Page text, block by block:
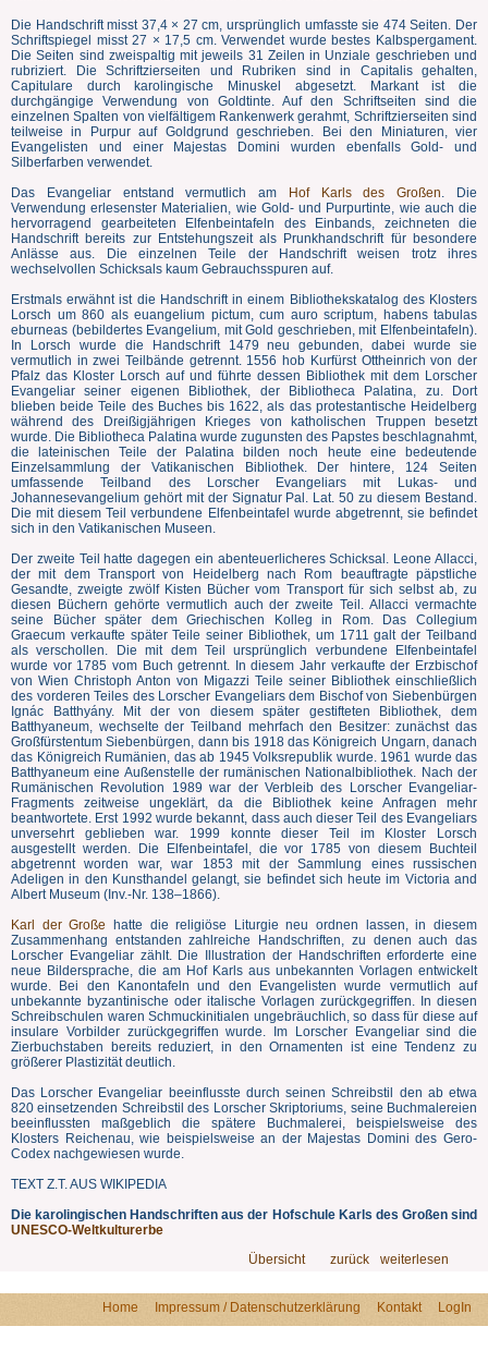
Die Handschrift misst 37,4 × 27 cm, ursprünglich umfasste sie 474 Seiten. Der
Schriftspiegel misst 27 × 17,5 cm. Verwendet wurde bestes Kalbspergament.
Die Seiten sind zweispaltig mit jeweils 31 Zeilen in Unziale geschrieben und
rubriziert. Die Schriftzierseiten und Rubriken sind in Capitalis gehalten,
Capitulare durch karolingische Minuskel abgesetzt. Markant ist die
durchgängige Verwendung von Goldtinte. Auf den Schriftseiten sind die
einzelnen Spalten von vielfältigem Rankenwerk gerahmt, Schriftzierseiten sind
teilweise in Purpur auf Goldgrund geschrieben. Bei den Miniaturen, vier
Evangelisten und einer Majestas Domini wurden ebenfalls Gold- und
Silberfarben verwendet.
Das Evangeliar entstand vermutlich am Hof Karls des Großen . Die
Verwendung erlesenster Materialien, wie Gold- und Purpurtinte, wie auch die
hervorragend gearbeiteten Elfenbeintafeln des Einbands, zeichneten die
Handschrift bereits zur Entstehungszeit als Prunkhandschrift für besondere
Anlässe aus. Die einzelnen Teile der Handschrift weisen trotz ihres
wechselvollen Schicksals kaum Gebrauchsspuren auf.
Erstmals erwähnt ist die Handschrift in einem Bibliothekskatalog des Klosters
Lorsch um 860 als euangelium pictum, cum auro scriptum, habens tabulas
eburneas (bebildertes Evangelium, mit Gold geschrieben, mit Elfenbeintafeln).
In Lorsch wurde die Handschrift 1479 neu gebunden, dabei wurde sie
vermutlich in zwei Teilbände getrennt. 1556 hob Kurfürst Ottheinrich von der
Pfalz das Kloster Lorsch auf und führte dessen Bibliothek mit dem Lorscher
Evangeliar seiner eigenen Bibliothek, der Bibliotheca Palatina, zu. Dort
blieben beide Teile des Buches bis 1622, als das protestantische Heidelberg
während des Dreißigjährigen Krieges von katholischen Truppen besetzt
wurde. Die Bibliotheca Palatina wurde zugunsten des Papstes beschlagnahmt,
die lateinischen Teile der Palatina bilden noch heute eine bedeutende
Einzelsammlung der Vatikanischen Bibliothek. Der hintere, 124 Seiten
umfassende Teilband des Lorscher Evangeliars mit Lukas- und
Johannesevangelium gehört mit der Signatur Pal. Lat. 50 zu diesem Bestand.
Die mit diesem Teil verbundene Elfenbeintafel wurde abgetrennt, sie befindet
sich in den Vatikanischen Museen.
Der zweite Teil hatte dagegen ein abenteuerlicheres Schicksal. Leone Allacci,
der mit dem Transport von Heidelberg nach Rom beauftragte päpstliche
Gesandte, zweigte zwölf Kisten Bücher vom Transport für sich selbst ab, zu
diesen Büchern gehörte vermutlich auch der zweite Teil. Allacci vermachte
seine Bücher später dem Griechischen Kolleg in Rom. Das Collegium
Graecum verkaufte später Teile seiner Bibliothek, um 1711 galt der Teilband
als verschollen. Die mit dem Teil ursprünglich verbundene Elfenbeintafel
wurde vor 1785 vom Buch getrennt. In diesem Jahr verkaufte der Erzbischof
von Wien Christoph Anton von Migazzi Teile seiner Bibliothek einschließlich
des vorderen Teiles des Lorscher Evangeliars dem Bischof von Siebenbürgen
Ignác Batthyány. Mit der von diesem später gestifteten Bibliothek, dem
Batthyaneum, wechselte der Teilband mehrfach den Besitzer: zunächst das
Großfürstentum Siebenbürgen, dann bis 1918 das Königreich Ungarn, danach
das Königreich Rumänien, das ab 1945 Volksrepublik wurde. 1961 wurde das
Batthyaneum eine Außenstelle der rumänischen Nationalbibliothek. Nach der
Rumänischen Revolution 1989 war der Verbleib des Lorscher Evangeliar-
Fragments zeitweise ungeklärt, da die Bibliothek keine Anfragen mehr
beantwortete. Erst 1992 wurde bekannt, dass auch dieser Teil des Evangeliars
unversehrt geblieben war. 1999 konnte dieser Teil im Kloster Lorsch
ausgestellt werden. Die Elfenbeintafel, die vor 1785 von diesem Buchteil
abgetrennt worden war, war 1853 mit der Sammlung eines russischen
Adeligen in den Kunsthandel gelangt, sie befindet sich heute im Victoria and
Albert Museum (Inv.-Nr. 138–1866).
Karl der Große hatte die religiöse Liturgie neu ordnen lassen, in diesem
Zusammenhang entstanden zahlreiche Handschriften, zu denen auch das
Lorscher Evangeliar zählt. Die Illustration der Handschriften erforderte eine
neue Bildersprache, die am Hof Karls aus unbekannten Vorlagen entwickelt
wurde. Bei den Kanontafeln und den Evangelisten wurde vermutlich auf
unbekannte byzantinische oder italische Vorlagen zurückgegriffen. In diesen
Schreibschulen waren Schmuckinitialen ungebräuchlich, so dass für diese auf
insulare Vorbilder zurückgegriffen wurde. Im Lorscher Evangeliar sind die
Zierbuchstaben bereits reduziert, in den Ornamenten ist eine Tendenz zu
größerer Plastizität deutlich.
Das Lorscher Evangeliar beeinflusste durch seinen Schreibstil den ab etwa
820 einsetzenden Schreibstil des Lorscher Skriptoriums, seine Buchmalereien
beeinflussten maßgeblich die spätere Buchmalerei, beispielsweise des
Klosters Reichenau, wie beispielsweise an der Majestas Domini des Gero-
Codex nachgewiesen wurde.
TEXT Z.T. AUS WIKIPEDIA
Die karolingischen Handschriften aus der Hofschule Karls des Großen sind
UNESCO-Weltkulturerbe
Übersicht
zurück weiterlesen
Home Impressum / Datenschutzerklärung Kontakt LogIn